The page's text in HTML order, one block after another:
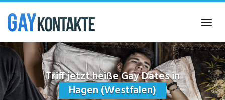
Skip
main
content
Triff jetzt heiße Gay Dates in
Hagen (Westfalen)